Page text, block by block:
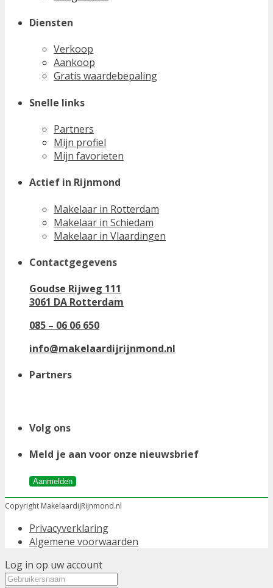
Diensten
Verkoop
Aankoop
Gratis waardebepaling
Snelle links
Partners
Mijn profiel
Mijn favorieten
Actief in Rijnmond
Makelaar in Rotterdam
Makelaar in Schiedam
Makelaar in Vlaardingen
Contactgegevens
Goudse Rijweg 111
3061 DA Rotterdam
085 – 06 06 650
info@makelaardijrijnmond.nl
Partners
Volg ons
Meld je aan voor onze nieuwsbrief
Aanmelden
Copyright MakelaardijRijnmond.nl
Privacyverklaring
Algemene voorwaarden
Log in op uw account